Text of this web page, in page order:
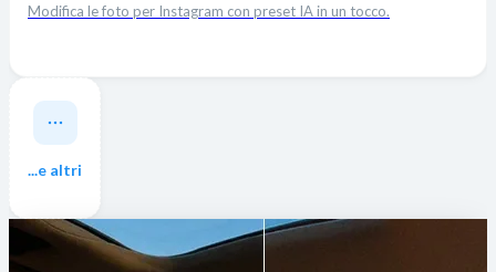
Modifica le foto per Instagram con preset IA in un tocco.
...e altri